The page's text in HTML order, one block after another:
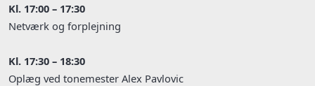
Kl. 17:00 – 17:30
Netværk og forplejning
Kl. 17:30 – 18:30
Oplæg ved tonemester Alex Pavlovic